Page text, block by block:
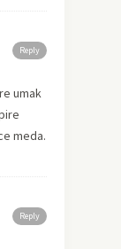
Reply
umak
meda.
Reply